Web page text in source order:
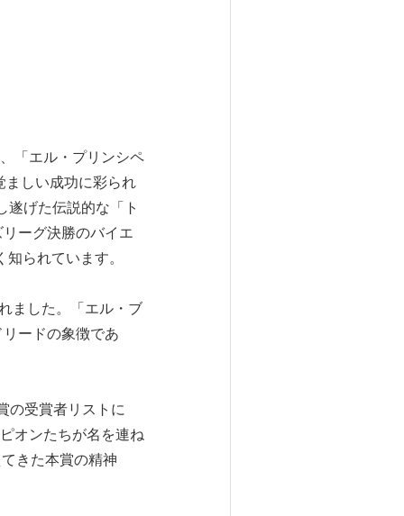
「エル・プリンシペ
ましい成功に彩られ
遂げた伝説的な「ト
ーグ決勝のバイエ
られています。
ました。「エル・ブ
ードの象徴であ
の受賞者リストに
オンたちが名を連ね
きた本賞の精神